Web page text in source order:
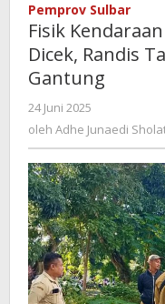
Pemprov Sulbar
Fisik
Dicek, Randis
Gantung
24 Juni 2025
Adhe
oleh Adhe Junaedi